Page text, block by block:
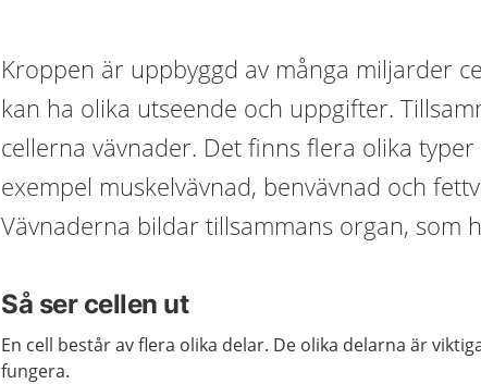
Kroppen är uppbyggd av många miljarder
kan ha olika utseende och uppgifter.
cellerna vävnader. Det finns flera olika typer
exempel muskelvävnad, benvävnad och
Vävnaderna bildar tillsammans organ, som
Så ser cellen ut
En cell består av flera olika delar. De olika delarna är
fungera.